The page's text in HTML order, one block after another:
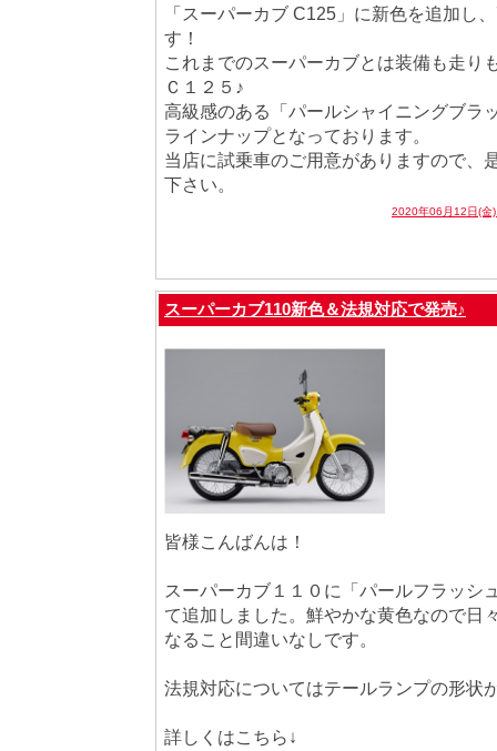
「スーパーカブ C125」に新色を追加し
す！
これまでのスーパーカブとは装備も走り
Ｃ１２５♪
高級感のある「パールシャイニングブラ
ラインナップとなっております。
当店に試乗車のご用意がありますので、
下さい。
2020年06月12日(金
スーパーカブ110新色＆法規対応で発売♪
皆様こんばんは！
スーパーカブ１１０に「パールフラッシ
て追加しました。鮮やかな黄色なので日
なること間違いなしです。
法規対応についてはテールランプの形状
詳しくはこちら↓